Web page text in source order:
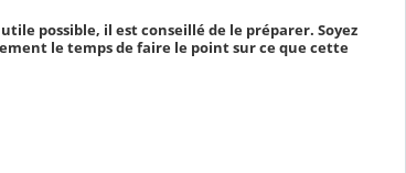
possible, il est conseillé de le préparer. Soyez
le temps de faire le point sur ce que cette